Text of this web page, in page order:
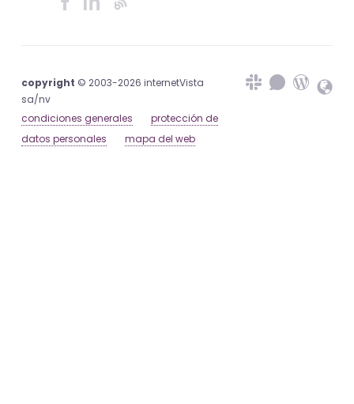
copyright © 2003-2026 internetVista
sa/nv
condiciones generales
protección de
datos personales
mapa del web